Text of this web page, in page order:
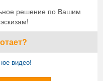
решение по Вашим
видео!